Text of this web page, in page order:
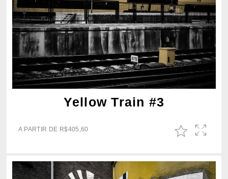
Yellow Train #3
A PARTIR DE R$405,60